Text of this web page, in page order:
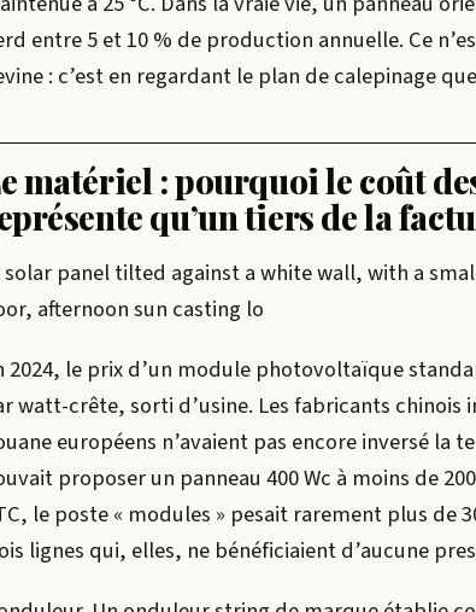
entre 5 et 10 % de production annuelle. Ce
: c’est en regardant le plan de calepinage
matériel : pourquoi le coût
qu’un tiers de la
solar panel tilted against a white wall, with a
afternoon sun casting lo
2024, le prix d’un module photovoltaïque
watt-crête, sorti d’usine. Les fabricants
européens n’avaient pas encore inversé la
proposer un panneau 400 Wc à moins de
le poste « modules » pesait rarement plus de
lignes qui, elles, ne bénéficiaient d’aucune